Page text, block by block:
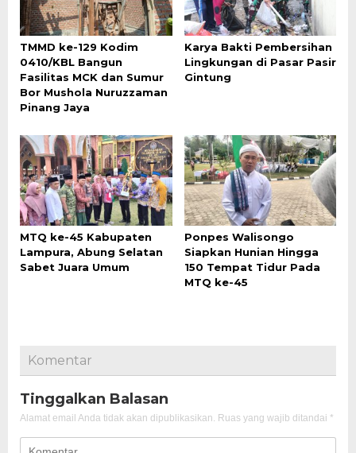
TMMD ke-129 Kodim
0410/KBL Bangun
Fasilitas MCK dan Sumur
Bor Mushola Nuruzzaman
Pinang Jaya
Karya Bakti Pembersihan
Lingkungan di Pasar Pasir
Gintung
MTQ ke-45 Kabupaten
Lampura, Abung Selatan
Sabet Juara Umum
Ponpes Walisongo
Siapkan Hunian Hingga
150 Tempat Tidur Pada
MTQ ke-45
Komentar
Tinggalkan Balasan
Alamat email Anda tidak akan dipublikasikan. Ruas yang wajib ditandai *